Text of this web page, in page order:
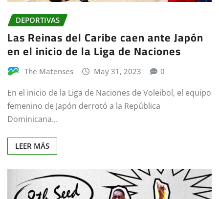
DEPORTIVAS
Las Reinas del Caribe caen ante Japón
en el inicio de la Liga de Naciones
The Matenses May 31, 2023 0
En el inicio de la Liga de Naciones de Voleibol, el equipo
femenino de Japón derrotó a la República
Dominicana…
LEER MÁS